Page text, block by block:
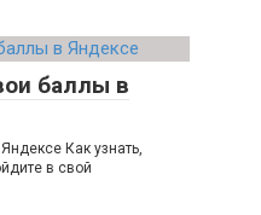
баллы в
Как узнать,
в свой